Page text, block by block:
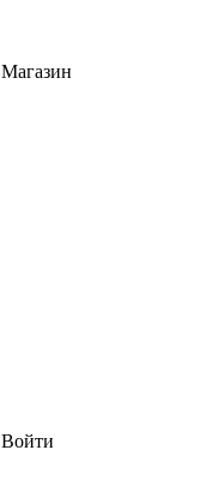
Магазин
Войти